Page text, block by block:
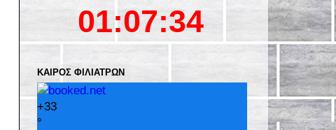
ΚΑΙΡΌΣ ΦΙΛΙΑΤΡΏΝ
+33
°